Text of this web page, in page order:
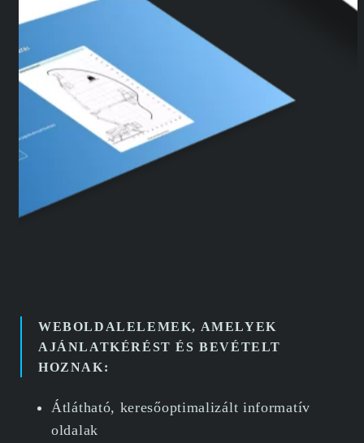
WEBOLDALELEMEK, AMELYEK
AJÁNLATKÉRÉST ÉS BEVÉTELT
HOZNAK:
Átlátható, keresőoptimalizált informatív
oldalak